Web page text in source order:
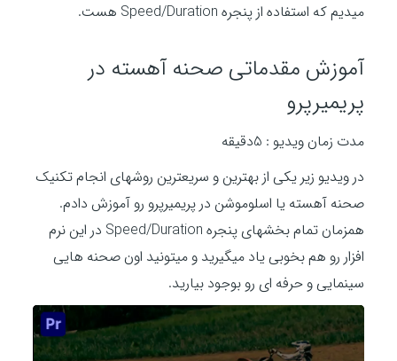
میدیم که استفاده از پنجره Speed/Duration هست.
آموزش مقدماتی صحنه آهسته در
پریمیرپرو
مدت زمان ویدیو : 5دقیقه
در ویدیو زیر یکی از بهترین و سریعترین روشهای انجام تکنیک
صحنه آهسته یا اسلوموشن در پریمیرپرو رو آموزش دادم.
همزمان تمام بخشهای پنجره Speed/Duration در این نرم
افزار رو هم بخوبی یاد میگیرید و میتونید اون صحنه هایی
سینمایی و حرفه ای رو بوجود بیارید.